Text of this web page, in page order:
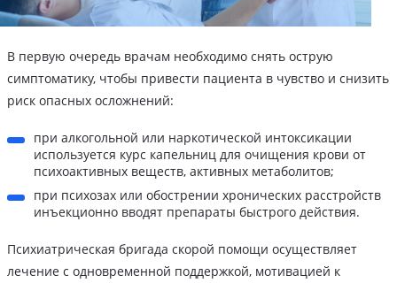
В первую очередь врачам необходимо снять острую
симптоматику, чтобы привести пациента в чувство и снизить
риск опасных осложнений:
при алкогольной или наркотической интоксикации
используется курс капельниц для очищения крови от
психоактивных веществ, активных метаболитов;
при психозах или обострении хронических расстройств
инъекционно вводят препараты быстрого действия.
Психиатрическая бригада скорой помощи осуществляет
лечение с одновременной поддержкой, мотивацией к